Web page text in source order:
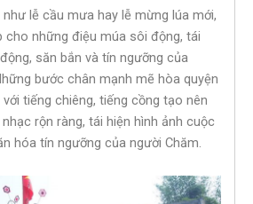
lễ cầu mưa hay lễ mừng lúa mới,
cho những điệu múa sôi động, tái
săn bắn và tín ngưỡng của
bước chân mạnh mẽ hòa quyện
tiếng chiêng, tiếng cồng tạo nên
rộn ràng, tái hiện hình ảnh cuộc
hóa tín ngưỡng của người Chăm.